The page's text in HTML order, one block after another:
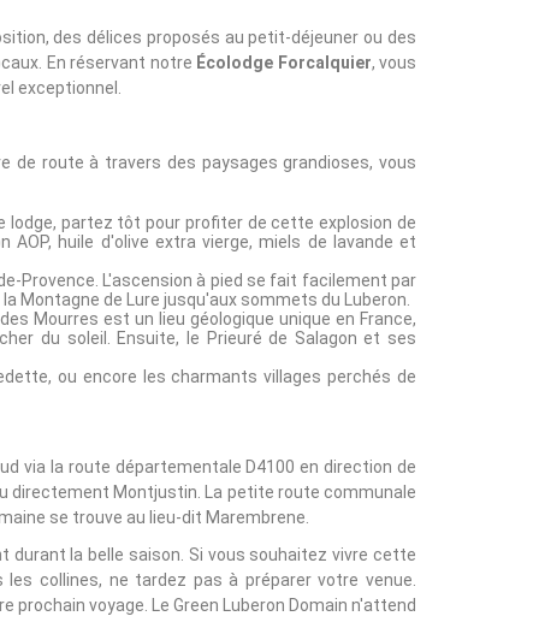
des délices proposés au petit-déjeuner ou des
En réservant notre Écolodge Forcalquier, vous
exceptionnel.
de route à travers des paysages grandioses, vous
lodge, partez tôt pour profiter de cette explosion de
huile d'olive extra vierge, miels de lavande et
Provence. L'ascension à pied se fait facilement par
Montagne de Lure jusqu'aux sommets du Luberon.
Mourres est un lieu géologique unique en France,
du soleil. Ensuite, le Prieuré de Salagon et ses
ou encore les charmants villages perchés de
via la route départementale D4100 en direction de
directement Montjustin. La petite route communale
se trouve au lieu-dit Marembrene.
durant la belle saison. Si vous souhaitez vivre cette
collines, ne tardez pas à préparer votre venue.
voyage. Le Green Luberon Domain n'attend